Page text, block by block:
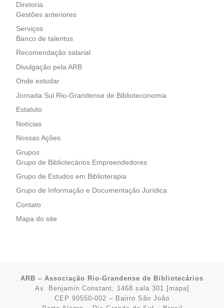
Diretoria
Gestões anteriores
Serviços
Banco de talentos
Recomendação salarial
Divulgação pela ARB
Onde estudar
Jornada Sul Rio-Grandense de Biblioteconomia
Estatuto
Notícias
Nossas Ações
Grupos
Grupo de Bibliotecários Empreendedores
Grupo de Estudos em Biblioterapia
Grupo de Informação e Documentação Jurídica
Contato
Mapa do site
ARB – Associação Rio-Grandense de Bibliotecários
Av. Benjamin Constant, 1468 sala 301 [mapa]
CEP 90550-002 – Bairro São João